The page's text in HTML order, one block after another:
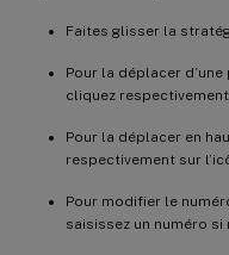
Faites glisser la
Pour la déplacer
cliquez respectivement
Pour la déplacer en
respectivement sur
Pour modifier le
saisissez un numéro